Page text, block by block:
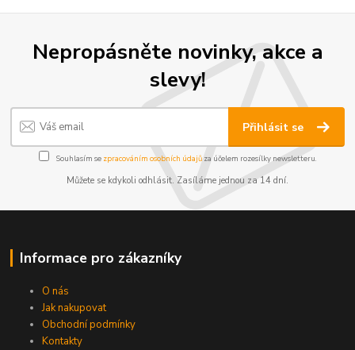
Nepropásněte novinky, akce a
slevy!
Přihlásit se
Souhlasím se zpracováním osobních údajůza účelem rozesílky newsletteru.
Můžete se kdykoli odhlásit. Zasíláme jednou za 14 dní.
Informace pro zákazníky
O nás
Jak nakupovat
Obchodní podmínky
Kontakty